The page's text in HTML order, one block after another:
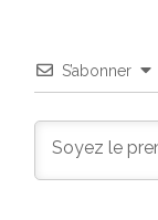
S’abonner